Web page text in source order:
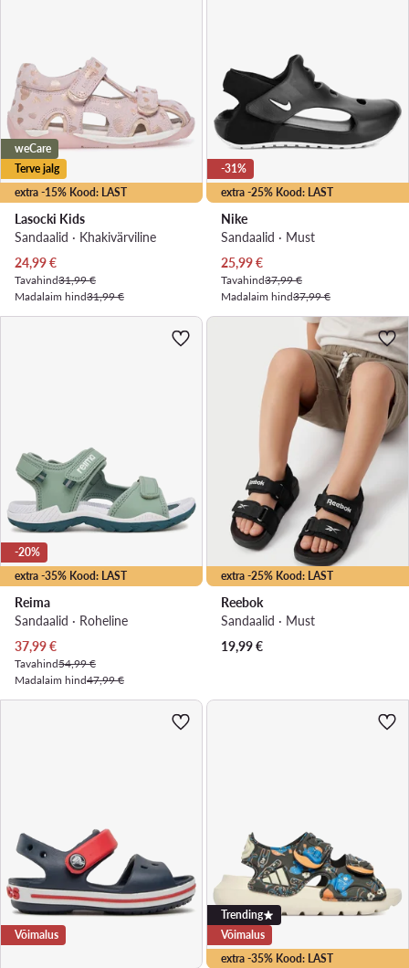
extra -15% Kood: LAST
weCare
Terve jalg
Lasocki Kids
Sandaalid · Khakivärviline
Praegune hind
24,99€
Tavahind31,99 €
Madalaim hind31,99 €
extra -25% Kood: LAST
-31%
Nike
Sandaalid · Must
Praegune hind
25,99€
Tavahind37,99 €
Madalaim hind37,99 €
extra -35% Kood: LAST
-20%
Reima
Sandaalid · Roheline
Praegune hind
37,99€
Tavahind54,99 €
Madalaim hind47,99 €
extra -25% Kood: LAST
Reebok
Sandaalid · Must
19,99€
Võimalus
extra -35% Kood: LAST
Trending
Võimalus